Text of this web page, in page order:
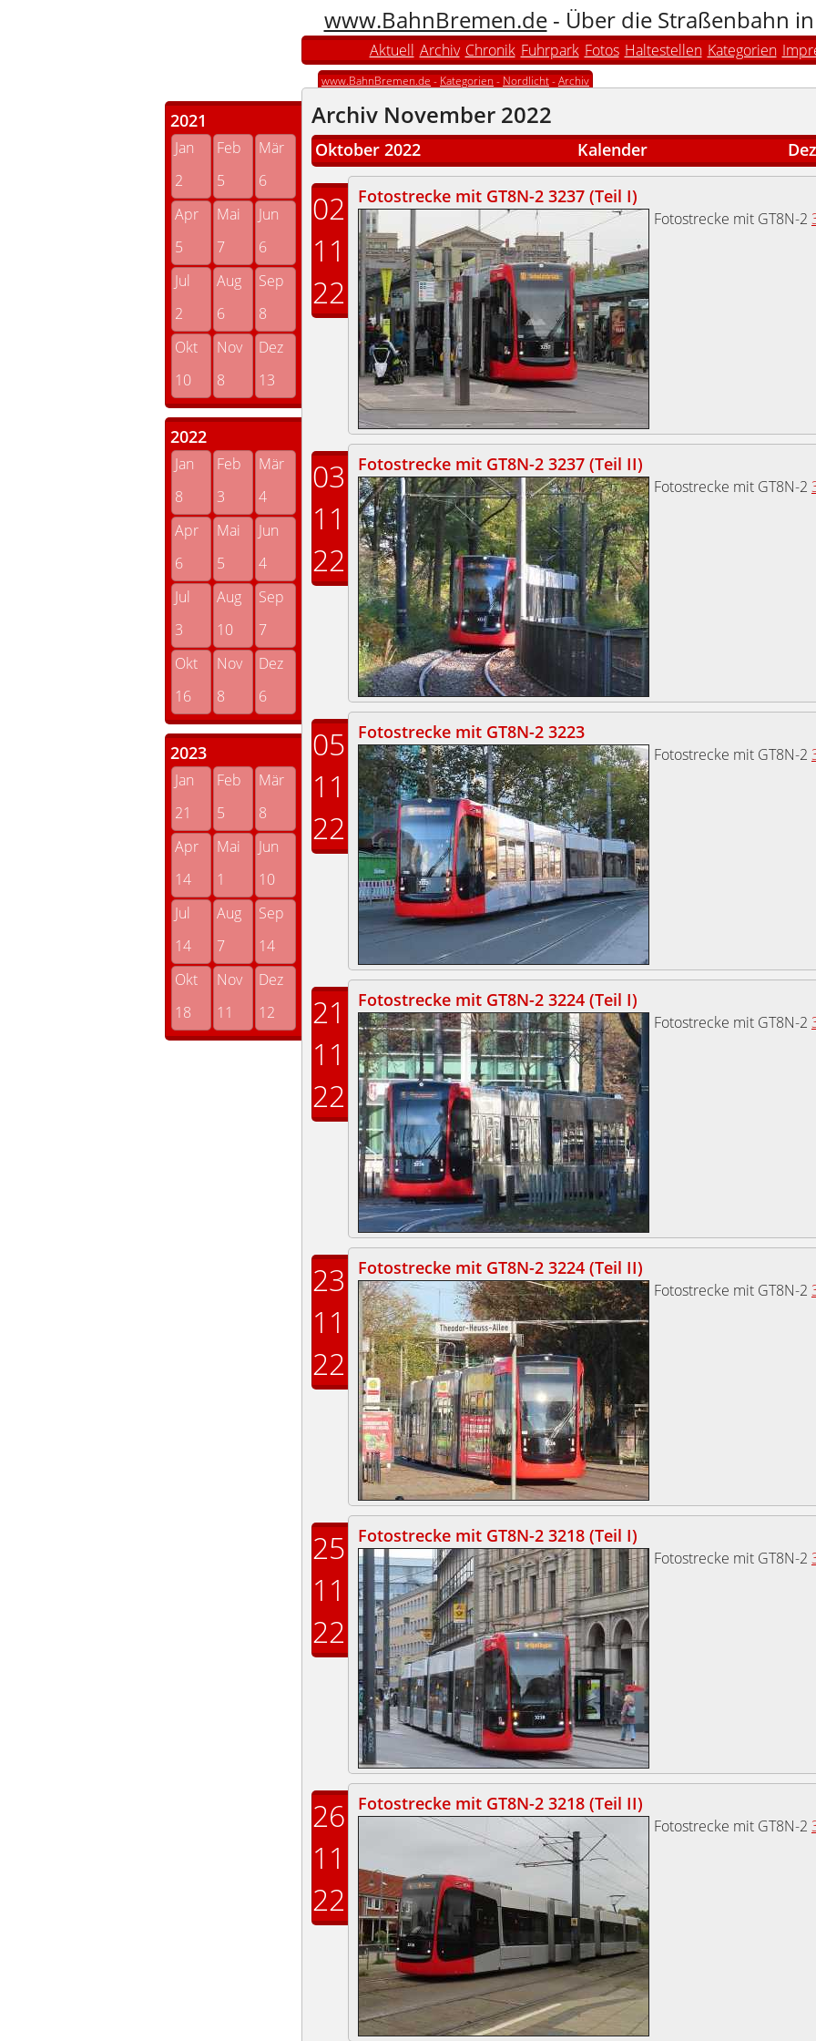
www.BahnBremen.de- Über die Straßenbahn
Aktuell Archiv Chronik Fuhrpark Fotos Haltestellen Kategorien
2021
Jan Feb
Mär
2
5
6
Apr
Mai
Jun
5
7
6
Jul
Aug
Sep
2
6
8
Okt
Nov
Dez
10
8 13
2022
Jan Feb
Mär
8
3
4
Apr
Mai
Jun
6
5
4
Jul
Aug
Sep
3
10
7
Okt
Nov
Dez
16
8 6
2023
Jan Feb
Mär
21
5
8
Apr
Mai
Jun
14
1
10
Jul
Aug
Sep
14
7
14
Okt
Nov
Dez
18
11 12
www.BahnBremen.de - Kategorien - Nordlicht-Archiv
Archiv November 2022
Oktober 2022 Kalender
02
11
22
Fotostrecke mit GT8N-2 3237 (Teil I)
Fotostrecke mit GT8N-2
03
11
22
Fotostrecke mit GT8N-2 3237 (Teil II)
Fotostrecke mit GT8N-2
05
11
22
Fotostrecke mit GT8N-2 3223
Fotostrecke mit GT8N-2
21
11
22
Fotostrecke mit GT8N-2 3224 (Teil I)
Fotostrecke mit GT8N-2
23
11
22
Fotostrecke mit GT8N-2 3224 (Teil II)
Fotostrecke mit GT8N-2
25
11
22
Fotostrecke mit GT8N-2 3218 (Teil I)
Fotostrecke mit GT8N-2
26
11
22
Fotostrecke mit GT8N-2 3218 (Teil II)
Fotostrecke mit GT8N-2